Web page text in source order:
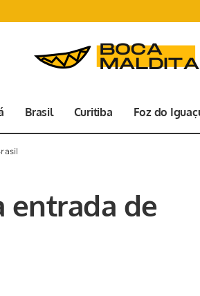
Brasil Curitiba Foz do
entrada de